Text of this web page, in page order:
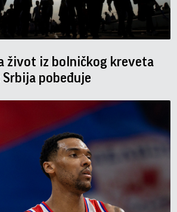
život iz bolničkog kreveta
pobeđuje